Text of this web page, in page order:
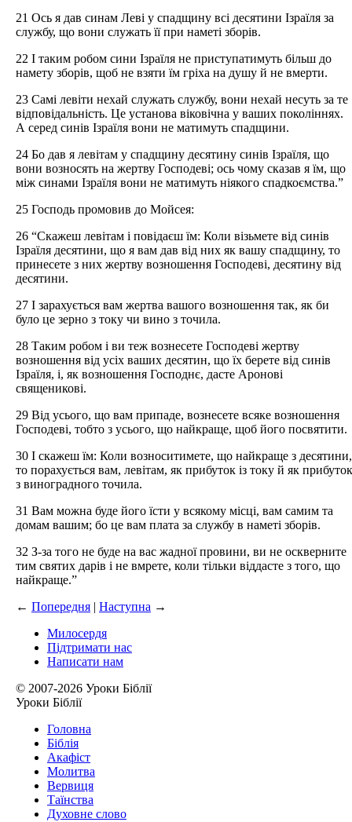
21 Ось я дав синам Леві у спадщину всі десятини Ізраїля за
службу, що вони служать її при наметі зборів.
22 І таким робом сини Ізраїля не приступатимуть більш до
намету зборів, щоб не взяти їм гріха на душу й не вмерти.
23 Самі левіти нехай служать службу, вони нехай несуть за те
відповідальність. Це установа віковічна у ваших поколіннях.
А серед синів Ізраїля вони не матимуть спадщини.
24 Бо дав я левітам у спадщину десятину синів Ізраїля, що
вони возносять на жертву Господеві; ось чому сказав я їм, що
між синами Ізраїля вони не матимуть ніякого спадкоємства.”
25 Господь промовив до Мойсея:
26 “Скажеш левітам і повідаєш їм: Коли візьмете від синів
Ізраїля десятини, що я вам дав від них як вашу спадщину, то
принесете з них жертву возношення Господеві, десятину від
десятини.
27 І зарахується вам жертва вашого возношення так, як би
було це зерно з току чи вино з точила.
28 Таким робом і ви теж вознесете Господеві жертву
возношення від усіх ваших десятин, що їх берете від синів
Ізраїля, і, як возношення Господнє, дасте Аронові
священикові.
29 Від усього, що вам припаде, вознесете всяке возношення
Господеві, тобто з усього, що найкраще, щоб його посвятити.
30 І скажеш їм: Коли возноситимете, що найкраще з десятини,
то порахується вам, левітам, як прибуток із току й як прибуток
з виноградного точила.
31 Вам можна буде його їсти у всякому місці, вам самим та
домам вашим; бо це вам плата за службу в наметі зборів.
32 З-за того не буде на вас жадної провини, ви не оскверните
тим святих дарів і не вмрете, коли тільки віддасте з того, що
найкраще.”
← Попередня | Наступна →
Милосердя
Підтримати нас
Написати нам
© 2007-2026 Уроки Біблії
Уроки Біблії
Головна
Біблія
Акафіст
Молитва
Вервиця
Таїнства
Духовне слово